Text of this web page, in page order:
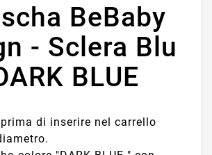
BeBaby
- Sclera Blu
BLUE
di inserire nel carrello